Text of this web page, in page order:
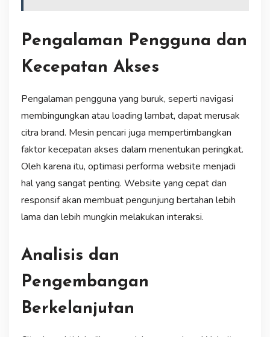
Pengalaman Pengguna dan
Kecepatan Akses
Pengalaman pengguna yang buruk, seperti navigasi
membingungkan atau loading lambat, dapat merusak
citra brand. Mesin pencari juga mempertimbangkan
faktor kecepatan akses dalam menentukan peringkat.
Oleh karena itu, optimasi performa website menjadi
hal yang sangat penting. Website yang cepat dan
responsif akan membuat pengunjung bertahan lebih
lama dan lebih mungkin melakukan interaksi.
Analisis dan
Pengembangan
Berkelanjutan